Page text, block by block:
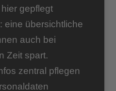
gepflegt
eine übersichtliche
auch bei
Zeit spart.
zentral pflegen